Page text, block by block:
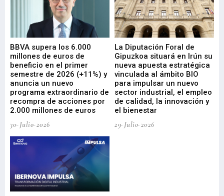
BBVA supera los 6.000
millones de euros de
beneficio en el primer
semestre de 2026 (+11%) y
anuncia un nuevo
programa extraordinario de
recompra de acciones por
2.000 millones de euros
30-Julio-2026
La Diputación Foral de
Gipuzkoa situará en Irún su
nueva apuesta estratégica
vinculada al ámbito BIO
para impulsar un nuevo
sector industrial, el empleo
de calidad, la innovación y
el bienestar
29-Julio-2026